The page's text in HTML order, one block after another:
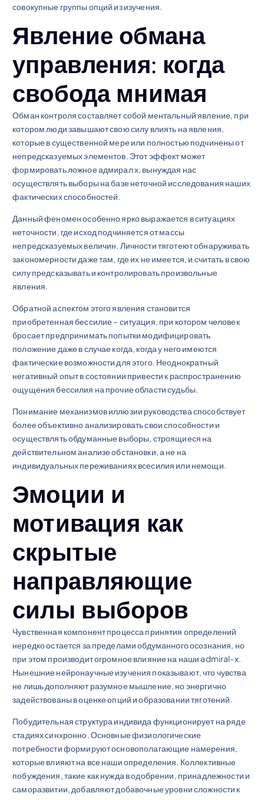
совокупные группы опций из изучения.
Явление обмана
управления: когда
свобода мнимая
Обман контроля составляет собой ментальный явление, при
котором люди завышают свою силу влиять на явления,
которые в существенной мере или полностью подчинены от
непредсказуемых элементов. Этот эффект может
формировать ложное адмирал х, вынуждая нас
осуществлять выборы на базе неточной исследования наших
фактических способностей.
Данный феномен особенно ярко выражается в ситуациях
неточности, где исход подчиняется от массы
непредсказуемых величин. Личности тяготеют обнаруживать
закономерности даже там, где их не имеется, и считать в свою
силу предсказывать и контролировать произвольные
явления.
Обратной аспектом этого явления становится
приобретенная бессилие – ситуация, при котором человек
бросает предпринимать попытки модифицировать
положение даже в случае когда, когда у него имеются
фактические возможности для этого. Неоднократный
негативный опыт в состоянии привести к распространению
ощущения бессилия на прочие области судьбы.
Понимание механизмов иллюзии руководства способствует
более объективно анализировать свои способности и
осуществлять обдуманные выборы, строящиеся на
действительном анализе обстановки, а не на
индивидуальных переживаниях всесилия или немощи.
Эмоции и
мотивация как
скрытые
направляющие
силы выборов
Чувственная компонент процесса принятия определений
нередко остается за пределами обдуманного осознания, но
при этом производит огромное влияние на наши admiral-x.
Нынешние нейронаучные изучения показывают, что чувства
не лишь дополняют разумное мышление, но энергично
задействованы в оценке опций и образовании тяготений.
Побудительная структура индивида функционирует на ряде
стадиях синхронно. Основные физиологические
потребности формируют основополагающие намерения,
которые влияют на все наши определения. Коллективные
побуждения, такие как нужда в одобрении, принадлежности и
саморазвитии, добавляют добавочные уровни сложности к